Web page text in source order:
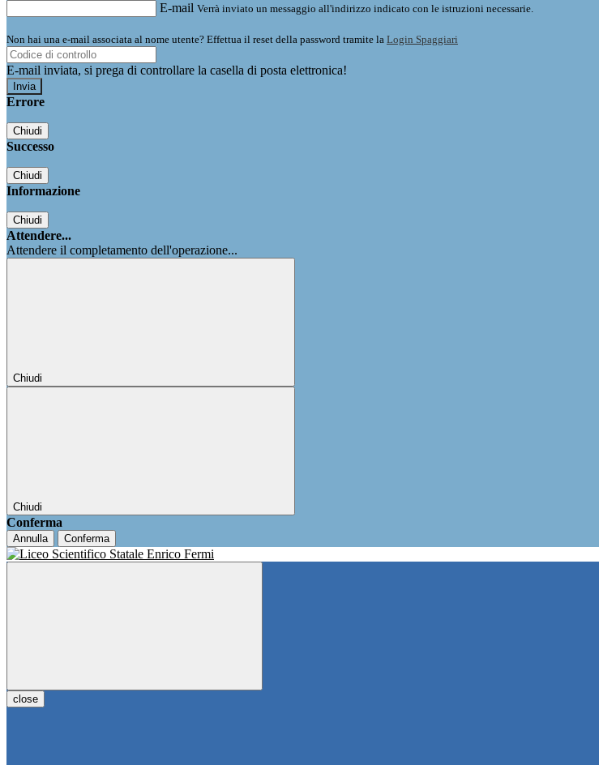
E-mail Verrà inviato un messaggio all'indirizzo indicato con le istruzioni necessarie.
Non hai una e-mail associata al nome utente? Effettua il reset della password tramite la Login Spaggiari
E-mail inviata, si prega di controllare la casella di posta elettronica!
Errore
Chiudi
Successo
Chiudi
Informazione
Chiudi
Attendere...
Attendere il completamento dell'operazione...
Chiudi
Chiudi
Conferma
Annulla Conferma
close